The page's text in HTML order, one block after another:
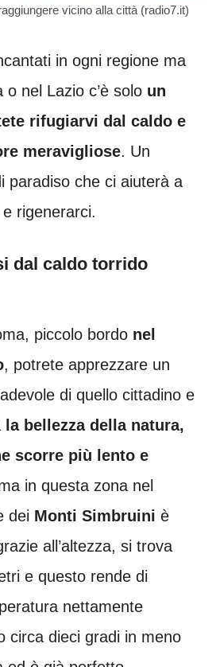
vicino alla città (radio7.it)
in ogni regione ma
nel Lazio c’è solo un
rifugiarvi dal caldo e
meravigliose. Un
paradiso che ci aiuterà a
rigenerarci.
dal caldo torrido
piccolo bordo nel
, potrete apprezzare un
di quello cittadino e
la bellezza della natura,
scorre più lento e
in questa zona nel
dei Monti Simbruini è
all’altezza, si trova
e questo rende di
nettamente
circa dieci gradi in meno